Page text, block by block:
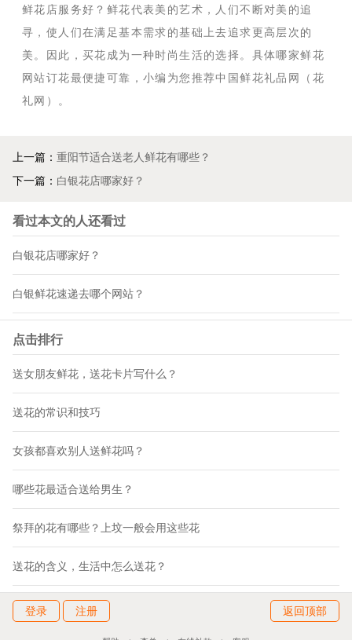
鲜花店服务好？鲜花代表美的艺术，人们不断对美的追
寻，使人们在满足基本需求的基础上去追求更高层次的
美。因此，买花成为一种时尚生活的选择。具体哪家鲜花
网站订花最便捷可靠，小编为您推荐中国鲜花礼品网（花
礼网）。
上一篇： 重阳节适合送老人鲜花有哪些？
下一篇： 白银花店哪家好？
看过本文的人还看过
白银花店哪家好？
白银鲜花速递去哪个网站？
点击排行
送女朋友鲜花，送花卡片写什么？
送花的常识和技巧
女孩都喜欢别人送鲜花吗？
哪些花最适合送给男生？
祭拜的花有哪些？上坟一般会用这些花
送花的含义，生活中怎么送花？
返回顶部
登录 注册